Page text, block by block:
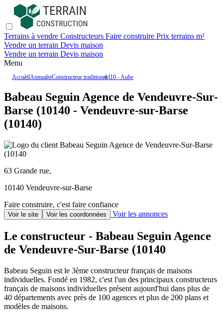
Terrains à vendre Constructeurs Faire construire Prix terrains m²
Vendre un terrain Devis maison
Vendre un terrain Devis maison
Menu
AccueilAnnuaireConstructeur traditionnel10 - Aube
Babeau Seguin Agence de Vendeuvre-Sur-
Barse (10140 - Vendeuvre-sur-Barse
(10140)
63 Grande rue,
10140 Vendeuvre-sur-Barse
Faire construire, c'est faire confiance
Voir le site Voir les coordonnées Voir les annonces
Le constructeur - Babeau Seguin Agence
de Vendeuvre-Sur-Barse (10140
Babeau Seguin est le 3ème constructeur français de maisons
individuelles. Fondé en 1982, c'est l'un des principaux constructeurs
français de maisons individuelles présent aujourd'hui dans plus de
40 départements avec près de 100 agences et plus de 200 plans et
modèles de maisons.